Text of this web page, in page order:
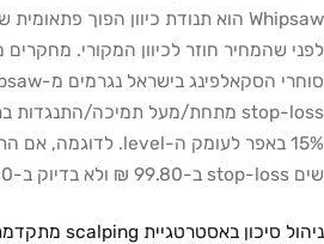
שים stop-loss ב-99.80 ₪ ולא בדיוק ב-100.00.
ניהול סיכון באסטרטגיית scalping מתקדמת – כמה לסכן בכל עסקה